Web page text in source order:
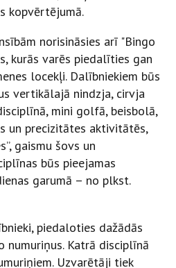
kopvērtējumā.
norisināsies arī "Bingo
kurās varēs piedalīties gan
locekļi. Dalībniekiem būs
vertikālajā nindzja, cirvja
mini golfā, beisbolā,
un precizitātes aktivitātēs,
gaismu šovs un
būs pieejamas
garumā – no plkst.
piedaloties dažādās
numuriņus. Katrā disciplīnā
Uzvarētāji tiek